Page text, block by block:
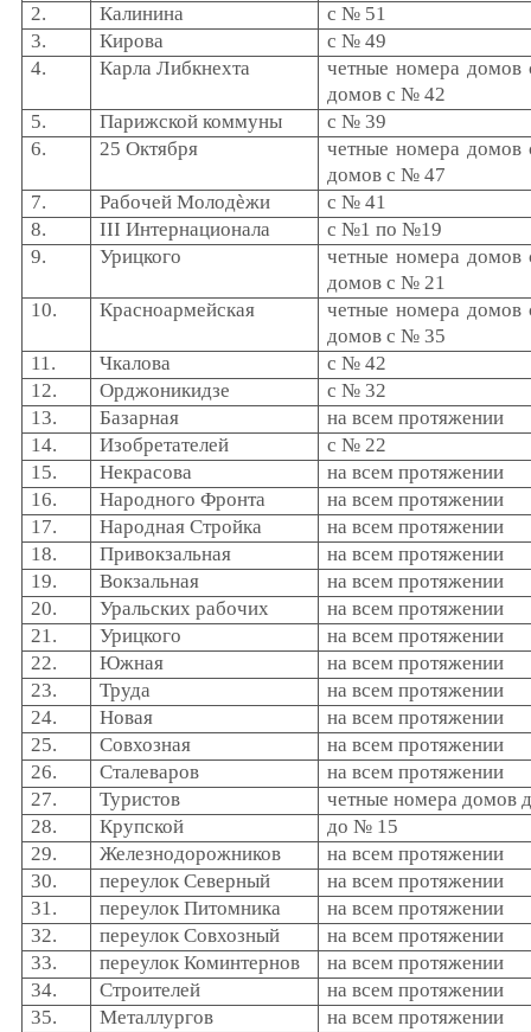
2.
Калинина
с № 51
3.
Кирова
с № 49
4.
Карла Либкнехта
четные номера
домов с № 42
5.
Парижской коммуны
с № 39
6.
25 Октября
четные номера
домов с № 47
7.
Рабочей Молодѐжи
с № 41
8.
III Интернационала
с №1 по №19
9.
Урицкого
четные номера
домов с № 21
10.
Красноармейская
четные номера
домов с № 35
11.
Чкалова
с № 42
12.
Орджоникидзе
с № 32
13.
Базарная
на всем протяжении
14.
Изобретателей
с № 22
15.
Некрасова
на всем протяжении
16.
Народного Фронта
на всем протяжении
17.
Народная Стройка
на всем протяжении
18.
Привокзальная
на всем протяжении
19.
Вокзальная
на всем протяжении
20.
Уральских рабочих
на всем протяжении
21.
Урицкого
на всем протяжении
22.
Южная
на всем протяжении
23.
Труда
на всем протяжении
24.
Новая
на всем протяжении
25.
Совхозная
на всем протяжении
26.
Сталеваров
на всем протяжении
27.
Туристов
четные номера домов
28.
Крупской
до № 15
29.
Железнодорожников
на всем протяжении
30.
переулок Северный
на всем протяжении
31.
переулок Питомника
на всем протяжении
32.
переулок Совхозный
на всем протяжении
33.
переулок Коминтернов
на всем протяжении
34.
Строителей
на всем протяжении
35.
Металлургов
на всем протяжении